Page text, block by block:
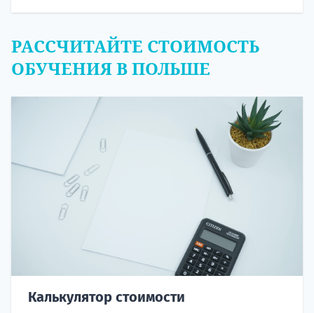
РАССЧИТАЙТЕ СТОИМОСТЬ
ОБУЧЕНИЯ В ПОЛЬШЕ
Калькулятор стоимости